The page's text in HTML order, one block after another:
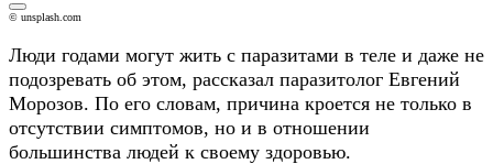
© unsplash.com
Люди годами могут жить с паразитами в теле и даже не
подозревать об этом, рассказал паразитолог Евгений
Морозов. По его словам, причина кроется не только в
отсутствии симптомов, но и в отношении
большинства людей к своему здоровью.